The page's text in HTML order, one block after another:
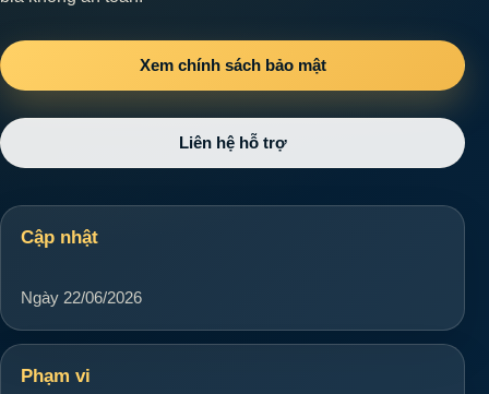
Xem chính sách bảo mật
Liên hệ hỗ trợ
Cập nhật
Ngày 22/06/2026
Phạm vi